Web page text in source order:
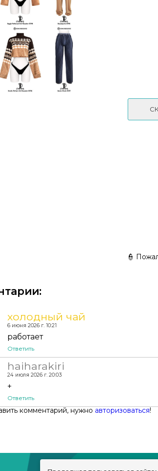
Daph's
👮
холодный чай
6 июня 2026 г. 10:21
работает
Ответить
haiharakiri
24 июля 2026 г. 20:03
+
Ответить
комментарий, нужно авторизоваться!